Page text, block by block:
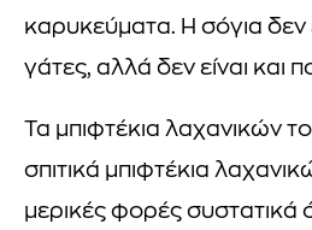
καρυκεύματα. Η σόγια δεν
γάτες, αλλά δεν είναι και
Τα μπιφτέκια λαχανικών
σπιτικά μπιφτέκια
μερικές φορές